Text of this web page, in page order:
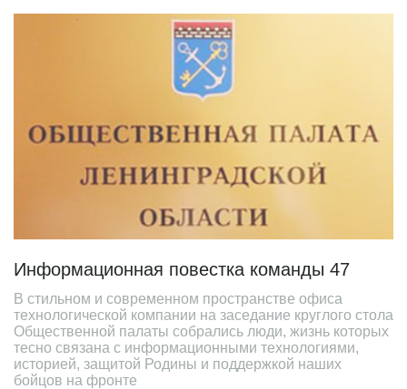
Информационная повестка команды 47
В стильном и современном пространстве офиса
технологической компании на заседание круглого стола
Общественной палаты собрались люди, жизнь которых
тесно связана с информационными технологиями,
историей, защитой Родины и поддержкой наших
бойцов на фронте